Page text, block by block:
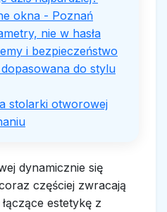
okna - Poznań
nie w hasła
i bezpieczeństwo
do stylu
stolarki otworowej
dynamicznie się
częściej zwracają
estetykę z